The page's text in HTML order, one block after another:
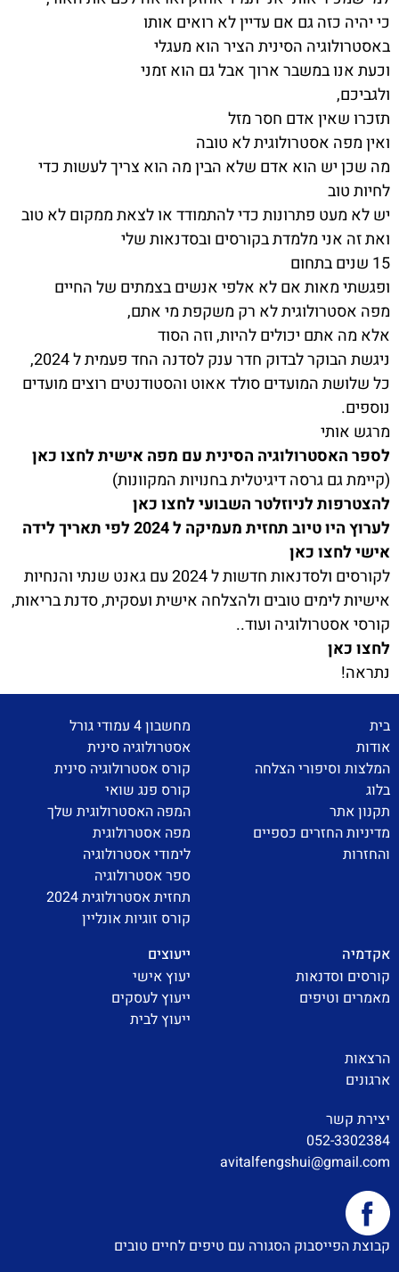
כי יהיה כזה גם אם עדיין לא רואים אותו
באסטרולוגיה הסינית הציר הוא מעגלי
וכעת אנו במשבר ארוך אבל גם הוא זמני
ולגביכם,
תזכרו שאין אדם חסר מזל
ואין מפה אסטרולוגית לא טובה
מה שכן יש הוא אדם שלא הבין מה הוא צריך לעשות כדי
לחיות טוב
יש לא מעט פתרונות כדי להתמודד או לצאת ממקום לא טוב
ואת זה אני מלמדת בקורסים ובסדנאות שלי
15 שנים בתחום
ופגשתי מאות אם לא אלפי אנשים בצמתים של החיים
מפה אסטרולוגית לא רק משקפת מי אתם,
אלא מה אתם יכולים להיות, וזה הסוד
ניגשת הבוקר לבדוק חדר ענק לסדנה החד פעמית ל 2024,
כל שלושת המועדים סולד אאוט והסטודנטים רוצים מועדים
נוספים.
מרגש אותי
לספר האסטרולוגיה הסינית עם מפה אישית לחצו כאן
(קיימת גם גרסה דיגיטלית בחנויות המקוונות)
להצטרפות לניוזלטר השבועי לחצו כאן
לערוץ היו טיוב תחזית מעמיקה ל 2024 לפי תאריך לידה
אישי לחצו כאן
לקורסים ולסדנאות חדשות ל 2024 עם גאנט שנתי והנחיות
אישיות לימים טובים ולהצלחה אישית ועסקית, סדנת בריאות,
קורסי אסטרולוגיה ועוד..
לחצו כאן
נתראה!
בית
אודות
המלצות וסיפורי הצלחה
בלוג
תקנון אתר
מדיניות החזרים כספיים
והחזרות
מחשבון 4 עמודי גורל
אסטרולוגיה סינית
קורס אסטרולוגיה סינית
קורס פנג שואי
המפה האסטרולוגית שלך
מפה אסטרולוגית
לימודי אסטרולוגיה
ספר אסטרולוגיה
תחזית אסטרולוגית 2024
קורס זוגיות אונליין
אקדמיה
קורסים וסדנאות
מאמרים וטיפים
ייעוצים
יעוץ אישי
ייעוץ לעסקים
ייעוץ לבית
הרצאות
ארגונים
יצירת קשר
052-3302384
avitalfengshui@gmail.com
קבוצת הפייסבוק הסגורה עם טיפים לחיים טובים